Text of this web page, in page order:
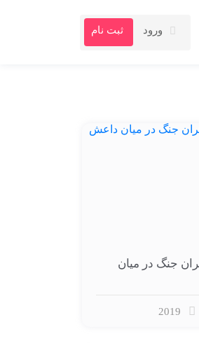
ورود ثبت نام
جنگ در میان
2019